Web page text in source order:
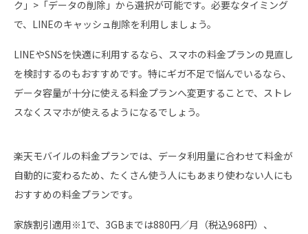
ク」>「データの削除」から選択が可能です。必要なタイミング
で、LINEのキャッシュ削除を利用しましょう。
LINEやSNSを快適に利用するなら、スマホの料金プランの見直し
を検討するのもおすすめです。特にギガ不足で悩んでいるなら、
データ容量が十分に使える料金プランへ変更することで、ストレ
スなくスマホが使えるようになるでしょう。
楽天モバイルの料金プランでは、データ利用量に合わせて料金が
自動的に変わるため、たくさん使う人にもあまり使わない人にも
おすすめの料金プランです。
家族割引適用※1で、3GBまでは880円／月（税込968円）、